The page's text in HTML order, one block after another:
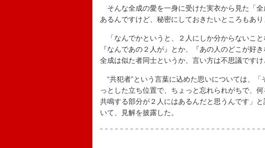
そんな全成の愛を一身に受けた実衣から見た「
あるんですけど、秘密にしておきたいところもあ
「なんでかというと、２人にしか分からないこ
『なんであの２人が』とか、『あの人のどこが好
全成は似た者同士というか、言い方は不思議ですけ
“共犯者”という言葉に込めた思いについては、
っとした立ち位置で、ちょっと忘れられがちで、
共鳴する部分が２人にはあるんだと思うんです」
いて、見解を披露した。